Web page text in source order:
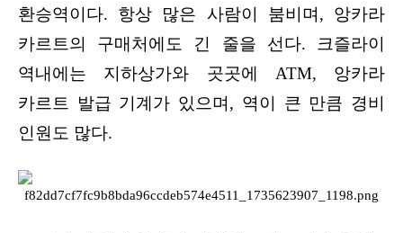
환승역이다. 항상 많은 사람이 붐비며, 앙카라
카르트의 구매처에도 긴 줄을 선다. 크즐라이
역내에는 지하상가와 곳곳에 ATM, 앙카라
카르트 발급 기계가 있으며, 역이 큰 만큼 경비
인원도 많다.